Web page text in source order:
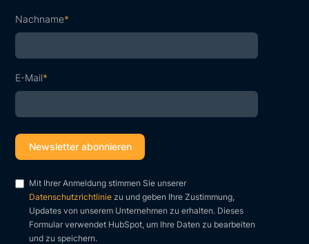
Nachname*
E-Mail*
Mit Ihrer Anmeldung stimmen Sie unserer
Datenschutzrichtlinie zu und geben Ihre Zustimmung,
Updates von unserem Unternehmen zu erhalten. Dieses
Formular verwendet HubSpot, um Ihre Daten zu bearbeiten
und zu speichern.